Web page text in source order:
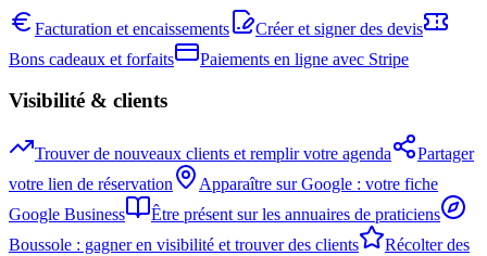
Facturation et encaissements
Créer et signer des devis
Bons cadeaux et forfaits
Paiements en ligne avec Stripe
Visibilité & clients
Trouver de nouveaux clients et remplir votre agenda
Partager
votre lien de réservation
Apparaître sur Google : votre fiche
Google Business
Être présent sur les annuaires de praticiens
Boussole : gagner en visibilité et trouver des clients
Récolter des